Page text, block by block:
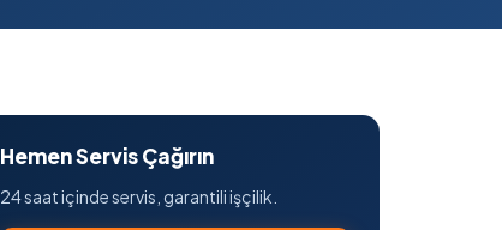
Hemen Servis Çağırın
24 saat içinde servis, garantili işçilik.